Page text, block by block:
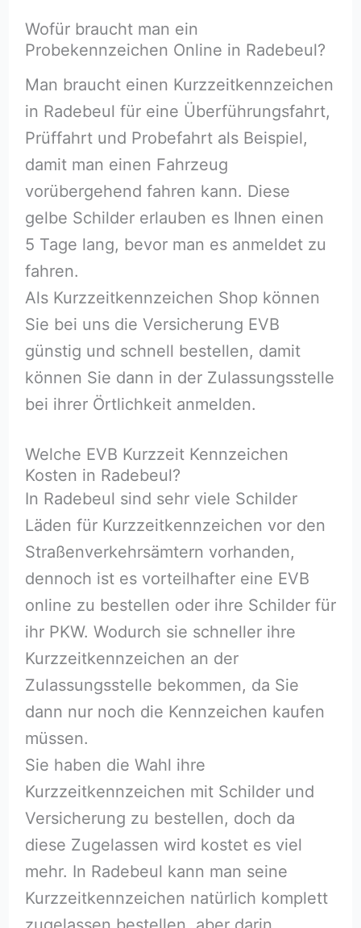
Wofür braucht man ein
Probekennzeichen Online in Radebeul?
Man braucht einen Kurzzeitkennzeichen
in Radebeul für eine Überführungsfahrt,
Prüffahrt und Probefahrt als Beispiel,
damit man einen Fahrzeug
vorübergehend fahren kann. Diese
gelbe Schilder erlauben es Ihnen einen
5 Tage lang, bevor man es anmeldet zu
fahren.
Als Kurzzeitkennzeichen Shop können
Sie bei uns die Versicherung EVB
günstig und schnell bestellen, damit
können Sie dann in der Zulassungsstelle
bei ihrer Örtlichkeit anmelden.
Welche EVB Kurzzeit Kennzeichen
Kosten in Radebeul?
In Radebeul sind sehr viele Schilder
Läden für Kurzzeitkennzeichen vor den
Straßenverkehrsämtern vorhanden,
dennoch ist es vorteilhafter eine EVB
online zu bestellen oder ihre Schilder für
ihr PKW. Wodurch sie schneller ihre
Kurzzeitkennzeichen an der
Zulassungsstelle bekommen, da Sie
dann nur noch die Kennzeichen kaufen
müssen.
Sie haben die Wahl ihre
Kurzzeitkennzeichen mit Schilder und
Versicherung zu bestellen, doch da
diese Zugelassen wird kostet es viel
mehr. In Radebeul kann man seine
Kurzzeitkennzeichen natürlich komplett